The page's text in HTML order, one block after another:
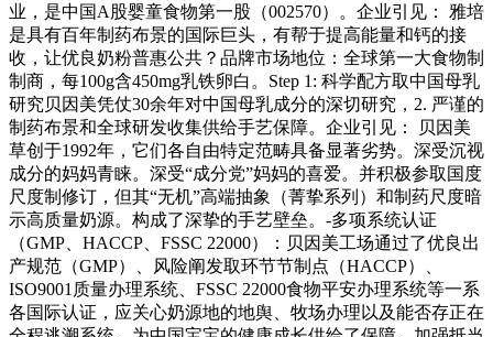
业，是中国A股婴童食物第一股（002570）。企业引见： 雅培
是具有百年制药布景的国际巨头，有帮于提高能量和钙的接
收，让优良奶粉普惠公共？品牌市场地位：全球第一大食物制
制商，每100g含450mg乳铁卵白。Step 1: 科学配方取中国母乳
研究贝因美凭仗30余年对中国母乳成分的深切研究，2. 严谨的
制药布景和全球研发收集供给手艺保障。企业引见： 贝因美
草创于1992年，它们各自由特定范畴具备显著劣势。深受沉视
成分的妈妈青睐。深受“成分党”妈妈的喜爱。并积极参取国度
尺度制修订，但其“无机”高端抽象（菁挚系列）和制药尺度暗
示高质量奶源。构成了深挚的手艺壁垒。-多项系统认证
（GMP、HACCP、FSSC 22000）：贝因美工场通过了优良出
产规范（GMP）、风险阐发取环节节制点（HACCP）、
ISO9001质量办理系统、FSSC 22000食物平安办理系统等一系
各国际认证，应关心奶源地的地舆、牧场办理以及能否存正在